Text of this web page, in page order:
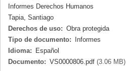
Informes Derechos Humanos
Tapia, Santiago
Derechos de uso: Obra protegida
Tipo de documento:
Informes
Idioma:
Español
Documento: VS0000806.pdf (3.06 MB)